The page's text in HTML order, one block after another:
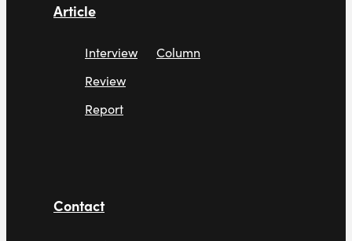
Article
Interview
Review
Report
Column
Contact